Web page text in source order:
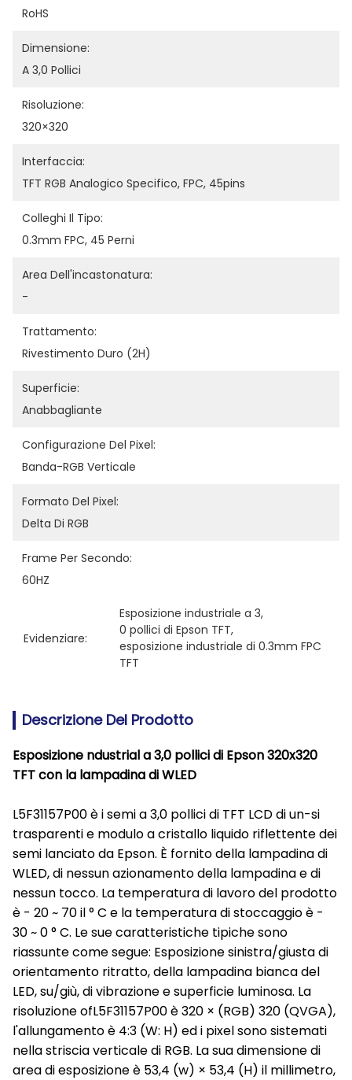
RoHS
Dimensione:
A 3,0 Pollici
Risoluzione:
320×320
Interfaccia:
TFT RGB Analogico Specifico, FPC, 45pins
Colleghi Il Tipo:
0.3mm FPC, 45 Perni
Area Dell'incastonatura:
-
Trattamento:
Rivestimento Duro (2H)
Superficie:
Anabbagliante
Configurazione Del Pixel:
Banda-RGB Verticale
Formato Del Pixel:
Delta Di RGB
Frame Per Secondo:
60HZ
Evidenziare:
Esposizione industriale a 3,
0 pollici di Epson TFT,
esposizione industriale di 0.3mm FPC
TFT
Descrizione Del Prodotto
Esposizione ndustrial a 3,0 pollici di Epson 320x320
TFT con la lampadina di WLED
L5F31157P00 è i semi a 3,0 pollici di TFT LCD di un-si
trasparenti e modulo a cristallo liquido riflettente dei
semi lanciato da Epson. È fornito della lampadina di
WLED, di nessun azionamento della lampadina e di
nessun tocco. La temperatura di lavoro del prodotto
è - 20 ~ 70 il ° C e la temperatura di stoccaggio è -
30 ~ 0 ° C. Le sue caratteristiche tipiche sono
riassunte come segue: Esposizione sinistra/giusta di
orientamento ritratto, della lampadina bianca del
LED, su/giù, di vibrazione e superficie luminosa. La
risoluzione ofL5F31157P00 è 320 × (RGB) 320 (QVGA),
l'allungamento è 4:3 (W: H) ed i pixel sono sistemati
nella striscia verticale di RGB. La sua dimensione di
area di esposizione è 53,4 (w) × 53,4 (H) il millimetro,